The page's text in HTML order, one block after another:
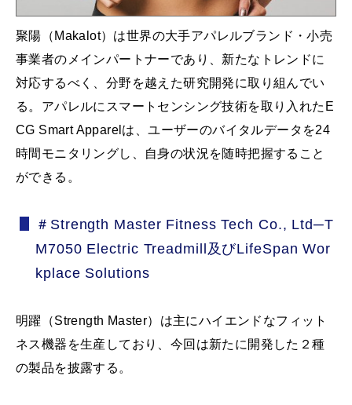
聚陽（Makalot）は世界の大手アパレルブランド・小売
事業者のメインパートナーであり、新たなトレンドに
対応するべく、分野を越えた研究開発に取り組んでい
る。アパレルにスマートセンシング技術を取り入れたE
CG Smart Apparelは、ユーザーのバイタルデータを24
時間モニタリングし、自身の状況を随時把握すること
ができる。
＃Strength Master Fitness Tech Co., Ltd─T
M7050 Electric Treadmill及びLifeSpan Wor
kplace Solutions
明躍（Strength Master）は主にハイエンドなフィット
ネス機器を生産しており、今回は新たに開発した２種
の製品を披露する。